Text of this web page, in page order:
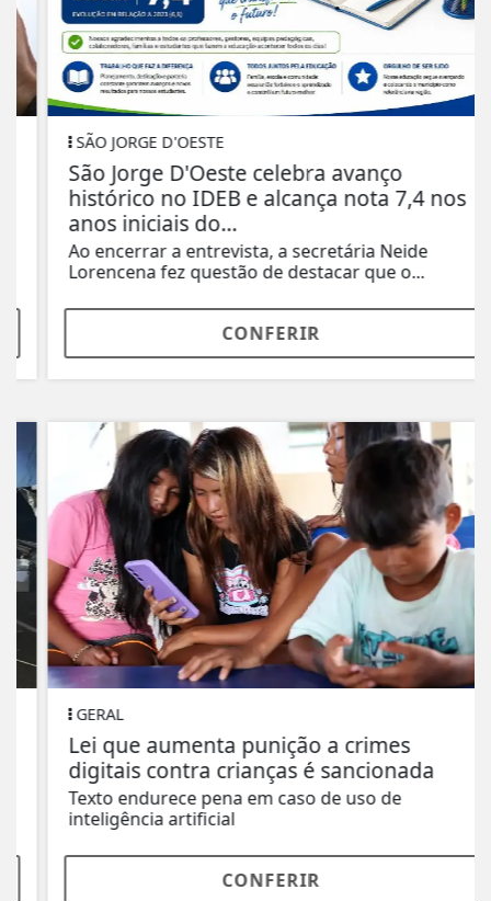
SÃO JORGE D'OESTE
São Jorge D'Oeste celebra avanço
histórico no IDEB e alcança nota 7,4 nos
anos iniciais do...
Ao encerrar a entrevista, a secretária Neide
Lorencena fez questão de destacar que o...
CONFERIR
GERAL
Lei que aumenta punição a crimes
digitais contra crianças é sancionada
Texto endurece pena em caso de uso de
inteligência artificial
CONFERIR